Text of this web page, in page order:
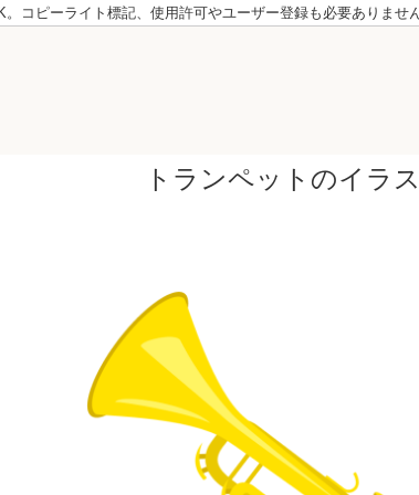
コピーライト標記、使用許可やユーザー登録も必要ありません
トランペットのイラ